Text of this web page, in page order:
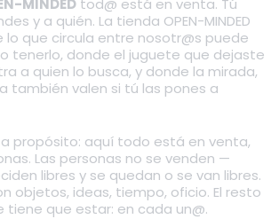
MINDED tod@ está en venta. Tú
y a quién. La tienda OPEN-MINDED
lo que circula entre nosotr@s puede
tenerlo, donde el juguete que dejaste
a quien lo busca, y donde la mirada,
también valen si tú las pones a
propósito: aquí todo está en venta,
Las personas no se venden —
libres y se quedan o se van libres.
objetos, ideas, tiempo, oficio. El resto
tiene que estar: en cada un@.